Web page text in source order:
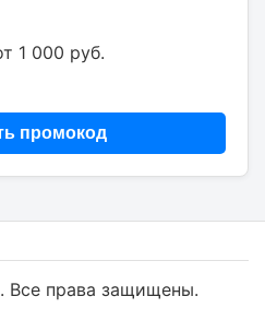
1 000 руб.
промокод
Все права защищены.